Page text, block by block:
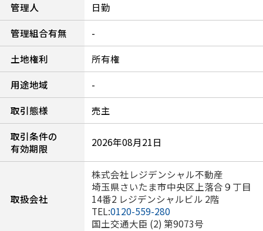
管理人
日勤
管理組合有無
-
土地権利
所有権
用途地域
-
取引態様
売主
取引条件の
有効期限
2026年08月21日
取扱会社
株式会社レジデンシャル不動産
埼玉県さいたま市中央区上落合９丁目
14番2 レジデンシャルビル 2階
TEL:0120-559-280
国土交通大臣 (2) 第9073号